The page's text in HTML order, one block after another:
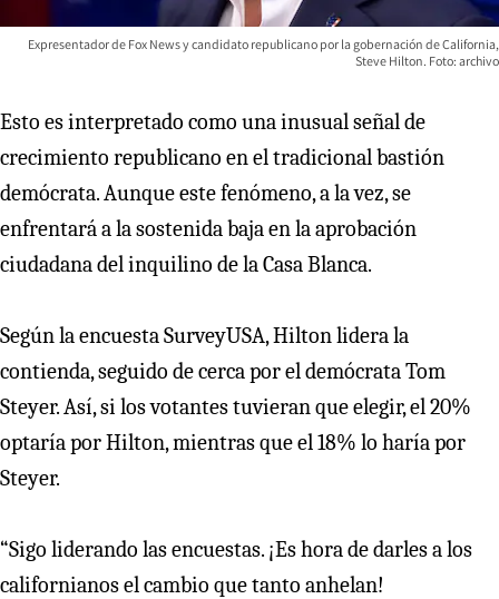
Expresentador de Fox News y candidato republicano por la gobernación de California,
Steve Hilton. Foto: archivo
Esto es interpretado como una inusual señal de
crecimiento republicano en el tradicional bastión
demócrata. Aunque este fenómeno, a la vez, se
enfrentará a la sostenida baja en la aprobación
ciudadana del inquilino de la Casa Blanca.
Según la encuesta SurveyUSA, Hilton lidera la
contienda, seguido de cerca por el demócrata Tom
Steyer. Así, si los votantes tuvieran que elegir, el 20%
optaría por Hilton, mientras que el 18% lo haría por
Steyer.
“Sigo liderando las encuestas. ¡Es hora de darles a los
californianos el cambio que tanto anhelan!